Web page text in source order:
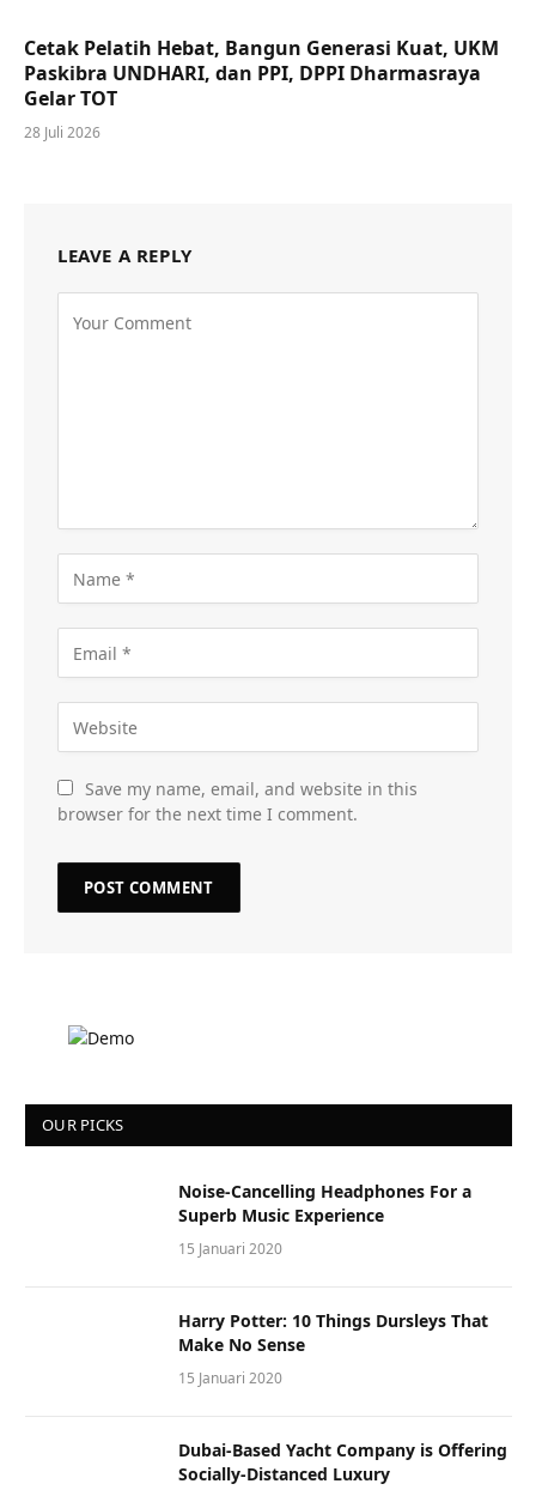
Cetak Pelatih Hebat, Bangun Generasi Kuat, UKM
Paskibra UNDHARI, dan PPI, DPPI Dharmasraya
Gelar TOT
28 Juli 2026
LEAVE A REPLY
Save my name, email, and website in this
browser for the next time I comment.
OUR PICKS
Noise-Cancelling Headphones For a
Superb Music Experience
15 Januari 2020
Harry Potter: 10 Things Dursleys That
Make No Sense
15 Januari 2020
Dubai-Based Yacht Company is Offering
Socially-Distanced Luxury